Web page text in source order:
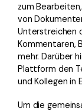
zum
von
Unterstreichen
Kommentaren,
mehr. Darüber
Plattform den
und Kollegen in
Um die